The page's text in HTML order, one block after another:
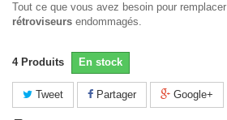
Tout ce que vous avez besoin pour remplacer
rétroviseurs endommagés.
4 Produits En stock
Tweet Partager Google+